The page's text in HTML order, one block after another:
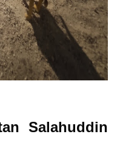
Salahuddin